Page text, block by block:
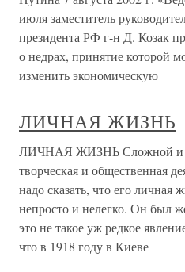
июля заместитель
президента РФ г-н Д. Козак
о недрах, принятие которой
изменить экономическую
ЛИЧНАЯ ЖИЗНЬ
ЛИЧНАЯ ЖИЗНЬ Сложной и
творческая и общественная
надо сказать, что его личная
непросто и нелегко. Он был
это не такое уж редкое
что в 1918 году в Киеве